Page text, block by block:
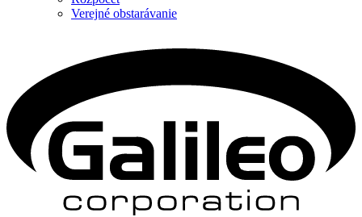
Verejné obstarávanie